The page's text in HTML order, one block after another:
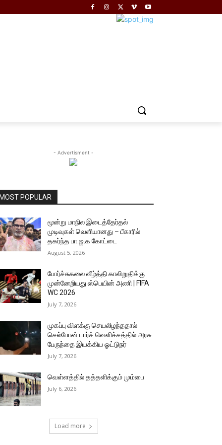
- Advertisment -
MOST POPULAR
மூன்று மாநில இடைத்தேர்தல்
முடிவுகள் வெளியானது – பீகாரில்
தகர்ந்த பா.ஜ.க கோட்டை
August 5, 2026
போர்ச்சுகலை வீழ்த்தி காலிறுதிக்கு
முன்னேறியது ஸ்பெயின் அணி | FIFA
WC 2026
July 7, 2026
முகப்பு விளக்கு செயலிழந்ததால்
செல்போன் டார்ச் வெளிச்சத்தில் அரசு
பேருந்தை இயக்கிய ஓட்டுநர்
July 7, 2026
வெள்ளத்தில் தத்தளிக்கும் மும்பை
July 6, 2026
Load more